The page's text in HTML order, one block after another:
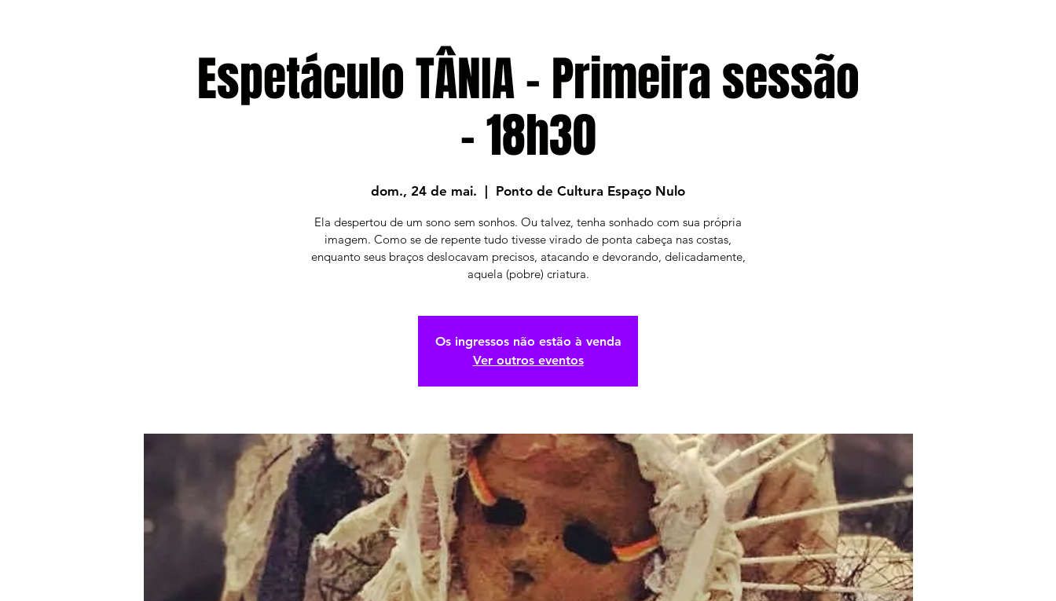
Espetáculo TÂNIA - Primeira sessão
- 18h30
dom., 24 de mai. Ponto de Cultura Espaço Nulo
Ela despertou de um sono sem sonhos. Ou talvez, tenha sonhado com sua própria
imagem. Como se de repente tudo tivesse virado de ponta cabeça nas costas,
enquanto seus braços deslocavam precisos, atacando e devorando, delicadamente,
aquela (pobre) criatura.
Os ingressos não estão à venda
Ver outros eventos